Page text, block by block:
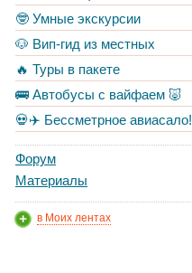
🤓 Умные экскурсии
🐶 Вип-гид из местных
🔥 Туры в пакете
🚌 Автобусы с вайфаем 🐷
💀✈️ Бессметрное авиасало!
Форум
Материалы
в Моих лентах